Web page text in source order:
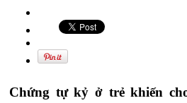
Chứng tự kỷ ở trẻ khiến